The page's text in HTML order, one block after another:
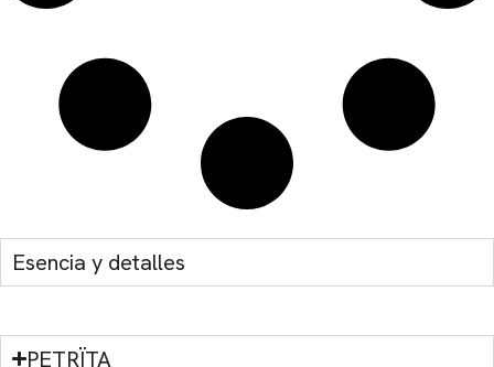
Esencia y detalles
PETRÏTA